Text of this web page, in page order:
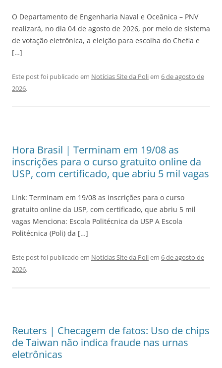
O Departamento de Engenharia Naval e Oceânica – PNV
realizará, no dia 04 de agosto de 2026, por meio de sistema
de votação eletrônica, a eleição para escolha do Chefia e
[…]
Este post foi publicado em Notícias Site da Poliem 6 de agosto de
2026.
Hora Brasil | Terminam em 19/08 as
inscrições para o curso gratuito online da
USP, com certificado, que abriu 5 mil vagas
Link: Terminam em 19/08 as inscrições para o curso
gratuito online da USP, com certificado, que abriu 5 mil
vagas Menciona: Escola Politécnica da USP A Escola
Politécnica (Poli) da […]
Este post foi publicado em Notícias Site da Poliem 6 de agosto de
2026.
Reuters | Checagem de fatos: Uso de chips
de Taiwan não indica fraude nas urnas
eletrônicas